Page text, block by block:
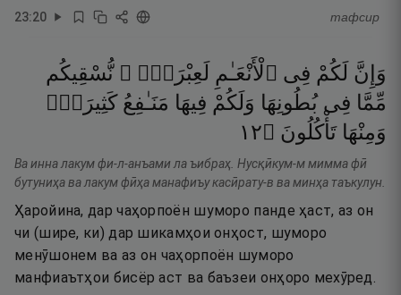
23:20 тафсир
وَإِنَّ لَكُمْ فِى ٱلْأَنْعَـٰمِ لَعِبْرَةًۭ ۖ نُّسْقِيكُم
مِّمَّا فِى بُطُونِهَا وَلَكُمْ فِيهَا مَنَـٰفِعُ كَثِيرَةٌۭ
وَمِنْهَا تَأْكُلُونَ ۝٢١
Ва инна лакум фи-л-анъами ла ъибраҳ. Нусқӣкум-м мимма фӣ
бутуниҳа ва лакум фӣҳа манафиъу касӣрату-в ва минҳа таъкулун.
Ҳаройина, дар чаҳорпоён шуморо панде ҳаст, аз он
чи (шире, ки) дар шикамҳои онҳост, шуморо
менӯшонем ва аз он чаҳорпоён шуморо
манфиаътҳои бисёр аст ва баъзеи онҳоро мехӯред.